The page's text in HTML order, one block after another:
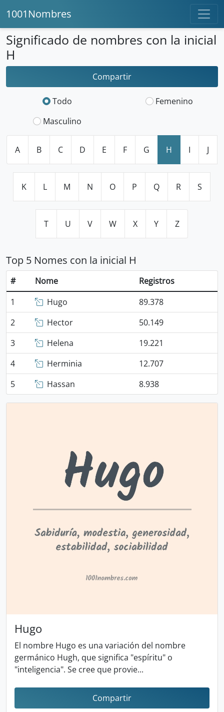
1001Nombres
Significado de nombres con la inicial
H
Compartir
Todo
Femenino
Masculino
A B C D E F G H I J
K L M N O P Q R S
T U V W X Y Z
Hugo
El nombre Hugo es una variación del nombre
germánico Hugh, que significa "espíritu" o
"inteligencia". Se cree que provie...
Compartir
Top 5 Nomes con la inicial H
# Nome
Registros
1
Hugo
89.378
2
Hector
50.149
3
Helena
19.221
4
Herminia
12.707
5
Hassan 8.938